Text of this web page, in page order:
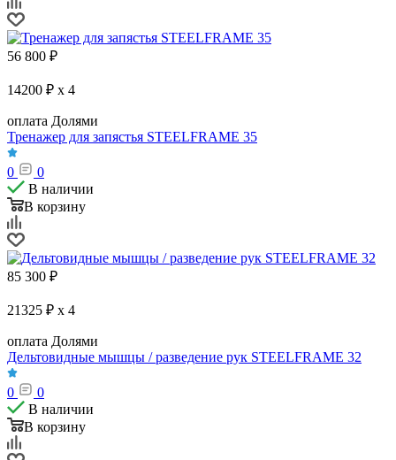
56 800 ₽
14200 ₽ x 4
оплата Долями
Тренажер для запястья STEELFRAME 35
0
0
В наличии
В корзину
85 300 ₽
21325 ₽ x 4
оплата Долями
Дельтовидные мышцы / разведение рук STEELFRAME 32
0
0
В наличии
В корзину